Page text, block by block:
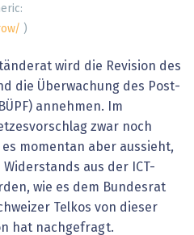
)
wird die Revision des
die Überwachung des Post-
annehmen. Im
zwar noch
momentan aber aussieht,
aus der ICT-
wie es dem Bundesrat
Telkos von dieser
hat nachgefragt.